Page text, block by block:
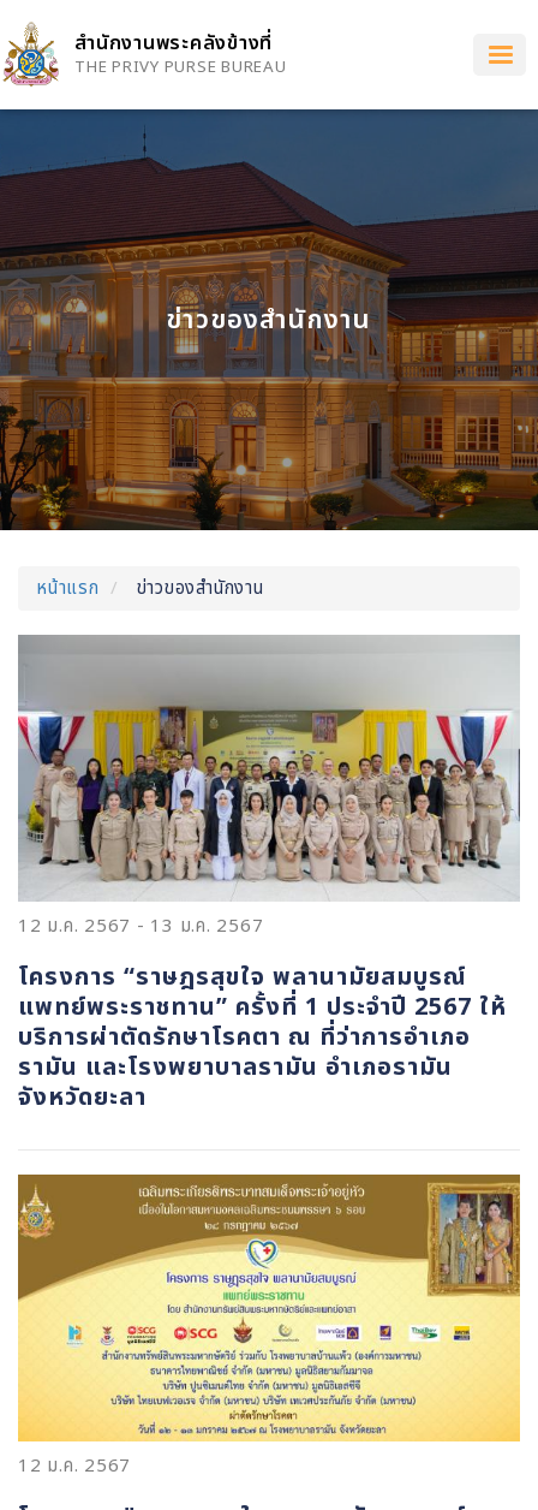
to
main
content
สำนักงานพระคลังข้างที่
THE PRIVY PURSE BUREAU
ข่าวของสำนักงาน
หน้าแรก ข่าวของสำนักงาน
12 ม.ค. 2567 - 13 ม.ค. 2567
โครงการ “ราษฎรสุขใจ พลานามัยสมบูรณ์
แพทย์พระราชทาน” ครั้งที่ 1 ประจำปี 2567 ให้
บริการผ่าตัดรักษาโรคตา ณ ที่ว่าการอำเภอ
รามัน และโรงพยาบาลรามัน อำเภอรามัน
จังหวัดยะลา
12 ม.ค. 2567